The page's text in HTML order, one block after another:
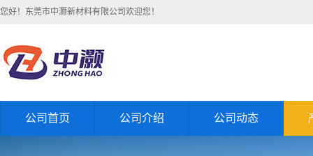
您好！东莞市中灏新材料有限公司欢迎您！
公司首页 公司介绍 公司动态